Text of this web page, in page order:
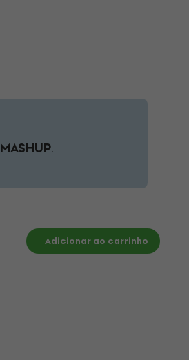
MASHUP.
Adicionar ao carrinho